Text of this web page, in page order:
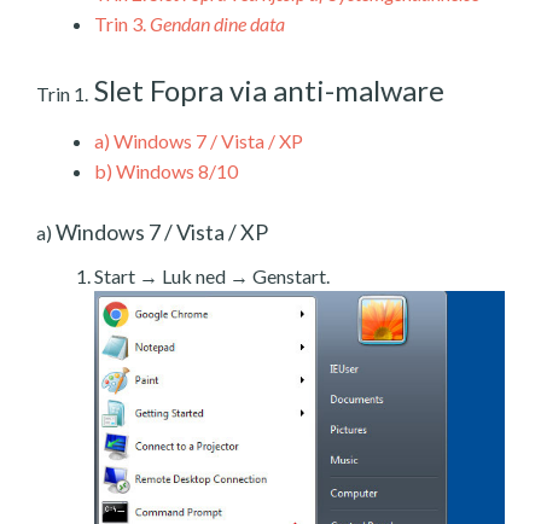
Trin 3.Gendan dine data
Trin 1. Slet Fopra via anti-malware
a) Windows 7 / Vista / XP
b) Windows 8/10
a) Windows 7 / Vista / XP
Start → Luk ned → Genstart.